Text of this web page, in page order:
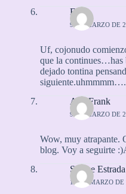
Elisa
9 DE MARZO DE
Uf, cojonudo
que la continues…has
dejado tontina
siguiente.uhmmmm….
Ana Frank
9 DE MARZO DE
Wow, muy atrapante.
blog. Voy a seguirte
Selene Estrada
10 DE MARZO DE